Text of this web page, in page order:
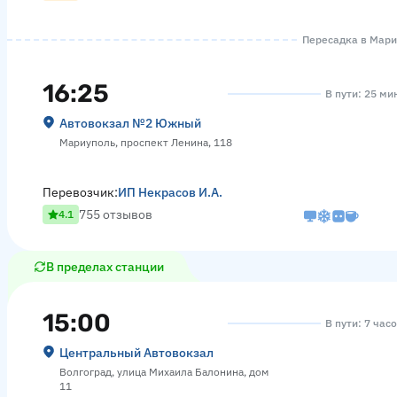
Пересадка в
16:25
Автовокзал №2 Южный
Мариуполь, проспект Ленина, 118
В пути: 25
Перевозчик:ИП Некрасов И.А.
4.1 755 отзывов
В пределах станции
15:00
Центральный Автовокзал
Волгоград, улица Михаила Балонина, дом
11
В пути: 7